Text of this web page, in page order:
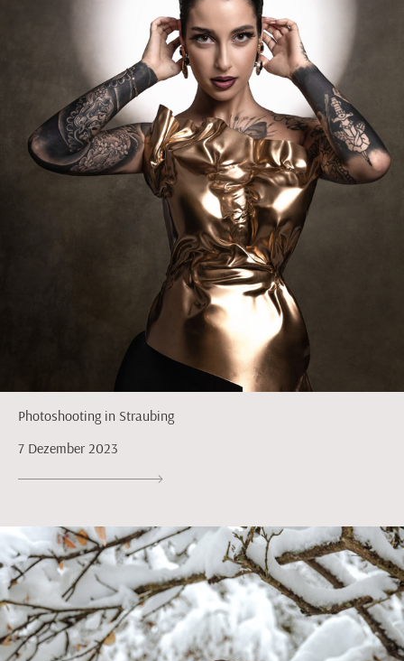
Photoshooting in Straubing
7 Dezember 2023